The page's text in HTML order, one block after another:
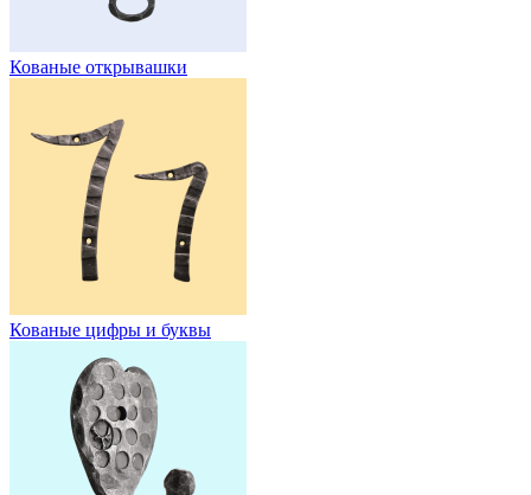
Кованые открывашки
Кованые цифры и буквы